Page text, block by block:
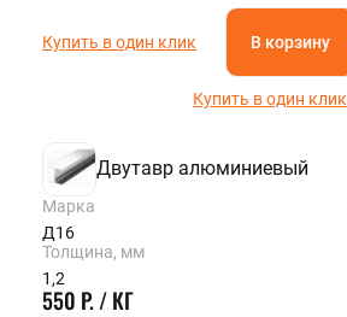
Купить в один клик В корзину
Купить в один клик
Двутавр алюминиевый
Марка
Д16
Толщина, мм
1,2
550 Р. / КГ